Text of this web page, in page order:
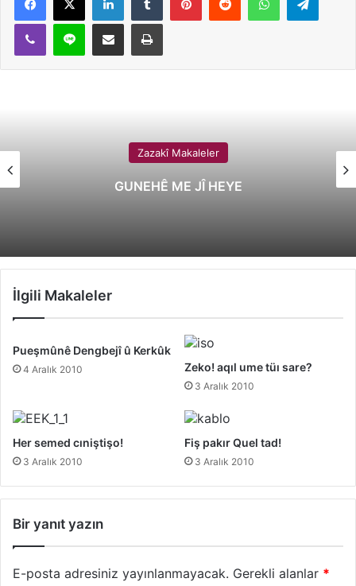
Zazakî Makaleler
GUNEHÊ ME JÎ HEYE
İlgili Makaleler
Pueşmûnê Dengbejî û Kerkûk
4 Aralık 2010 Zeko! aqıl ume tüı sare?
3 Aralık 2010
Her semed cıniştişo!
3 Aralık 2010
Fiş pakır Quel tad!
3 Aralık 2010
Bir yanıt yazın
E-posta adresiniz yayınlanmayacak. Gerekli alanlar *